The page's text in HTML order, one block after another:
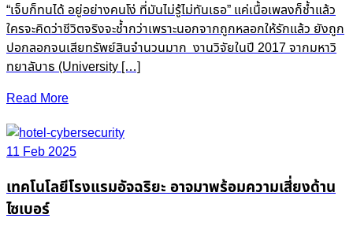
“เจ็บก็ทนได้ อยู่อย่างคนโง่ ที่มันไม่รู้ไม่ทันเธอ” แค่เนื้อเพลงก็ช้ำแล้ว
ใครจะคิดว่าชีวิตจริงจะช้ำกว่าเพราะนอกจากถูกหลอกให้รักแล้ว ยังถูก
ปอกลอกจนเสียทรัพย์สินจำนวนมาก งานวิจัยในปี 2017 จากมหาวิ
ทยาลับาธ (University […]
Read More
11 Feb 2025
เทคโนโลยีโรงแรมอัจฉริยะ อาจมาพร้อมความเสี่ยงด้าน
ไซเบอร์